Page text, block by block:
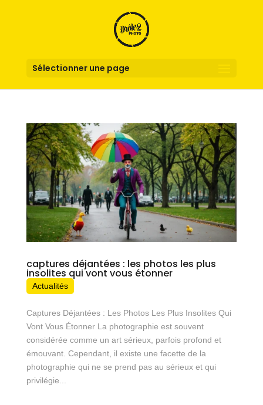
Sélectionner une page
captures déjantées : les photos les plus
insolites qui vont vous étonner
Actualités
Captures Déjantées : Les Photos Les Plus Insolites Qui
Vont Vous Étonner La photographie est souvent
considérée comme un art sérieux, parfois profond et
émouvant. Cependant, il existe une facette de la
photographie qui ne se prend pas au sérieux et qui
privilégie...